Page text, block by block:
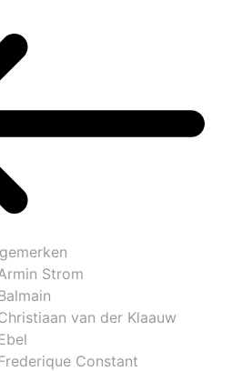
Strom
van der Klaauw
Constant